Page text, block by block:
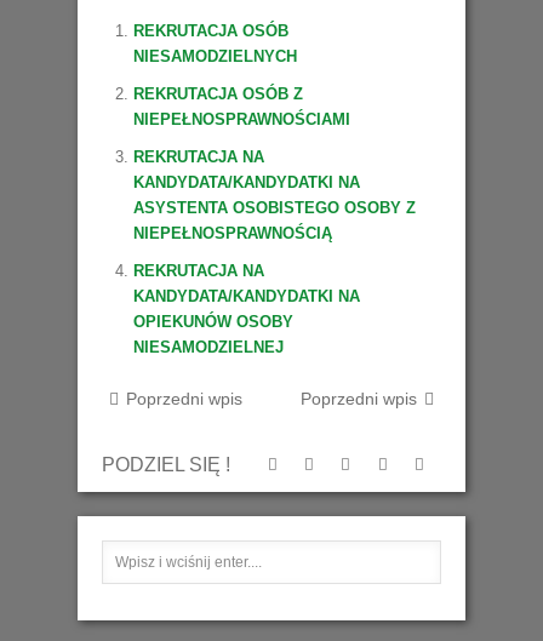
REKRUTACJA OSÓB
NIESAMODZIELNYCH
REKRUTACJA OSÓB Z
NIEPEŁNOSPRAWNOŚCIAMI
REKRUTACJA NA
KANDYDATA/KANDYDATKI
NA
ASYSTENTA OSOBISTEGO OSOBY Z
NIEPEŁNOSPRAWNOŚCIĄ
REKRUTACJA NA
KANDYDATA/KANDYDATKI NA
OPIEKUNÓW OSOBY
NIESAMODZIELNEJ
Poprzedni wpis Poprzedni wpis
PODZIEL SIĘ !